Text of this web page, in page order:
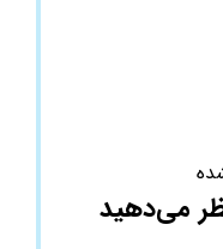
می‌دهید